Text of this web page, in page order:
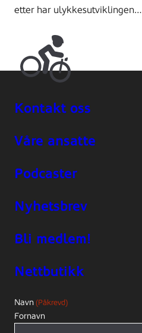
etter har ulykkesutviklingen…
Kontakt oss
Våre ansatte
Podcaster
Nyhetsbrev
Bli medlem!
Nettbutikk
Navn (Påkrevd)
Fornavn